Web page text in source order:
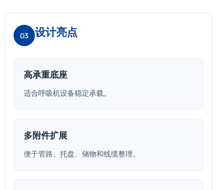
03 设计亮点
高承重底座
适合呼吸机设备稳定承载。
多附件扩展
便于管路、托盘、储物和线缆整理。